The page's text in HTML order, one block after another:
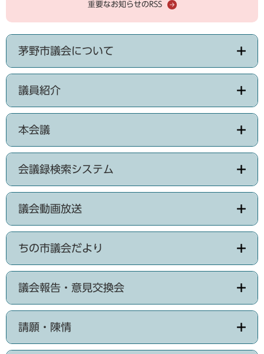
重要なお知らせのRSS
茅野市議会について
議員紹介
本会議
会議録検索システム
議会動画放送
ちの市議会だより
議会報告・意見交換会
請願・陳情